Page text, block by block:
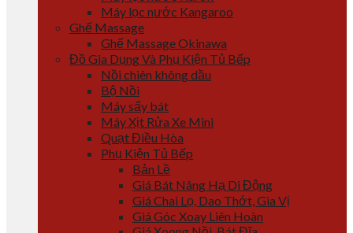
Máy lọc nước Kangaroo
Ghế Massage
Ghế Massage Okinawa
Đồ Gia Dụng Và Phụ Kiện Tủ Bếp
Nồi chiên không dầu
Bộ Nồi
Máy sấy bát
Máy Xịt Rửa Xe Mini
Quạt Điều Hòa
Phụ Kiện Tủ Bếp
Bản Lề
Giá Bát Nâng Hạ Di Động
Giá Chai Lọ, Dao Thớt, Gia Vị
Giá Góc Xoay Liên Hoàn